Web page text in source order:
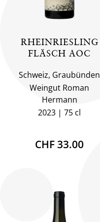
RHEINRIESLING
FLÄSCH AOC
Schweiz, Graubünden
Weingut Roman
Hermann
2023
75 cl
CHF 33.00